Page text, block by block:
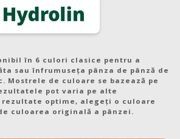
în 6 culori clasice pentru a
sau înfrumuseța pânza de pânză de
Mostrele de culoare se bazează pe
pot varia pe alte
rezultate optime, alegeți o culoare
culoarea originală a pânzei.